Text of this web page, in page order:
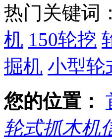
热门关键词
机 150轮挖
掘机 小型轮
您的位置：
轮式抓木机